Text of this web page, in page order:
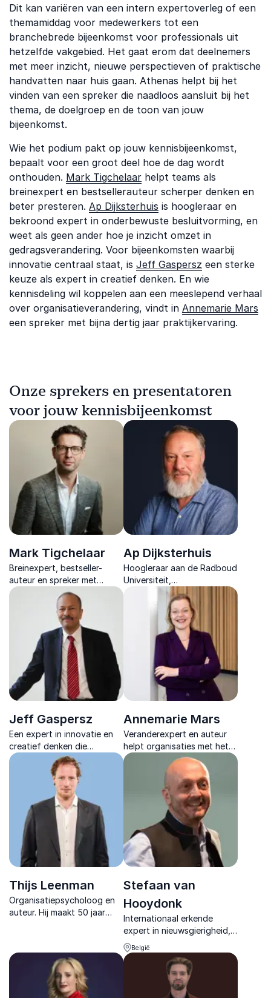
Dit kan variëren van een intern expertoverleg of een
themamiddag voor medewerkers tot een
branchebrede bijeenkomst voor professionals uit
hetzelfde vakgebied. Het gaat erom dat deelnemers
met meer inzicht, nieuwe perspectieven of praktische
handvatten naar huis gaan. Athenas helpt bij het
vinden van een spreker die naadloos aansluit bij het
thema, de doelgroep en de toon van jouw
bijeenkomst.
Wie het podium pakt op jouw kennisbijeenkomst,
bepaalt voor een groot deel hoe de dag wordt
onthouden. Mark Tigchelaar helpt teams als
breinexpert en bestsellerauteur scherper denken en
beter presteren. Ap Dijksterhuis is hoogleraar en
bekroond expert in onderbewuste besluitvorming, en
weet als geen ander hoe je inzicht omzet in
gedragsverandering. Voor bijeenkomsten waarbij
innovatie centraal staat, is Jeff Gaspersz een sterke
keuze als expert in creatief denken. En wie
kennisdeling wil koppelen aan een meeslepend verhaal
over organisatieverandering, vindt in Annemarie Mars
een spreker met bijna dertig jaar praktijkervaring.
Onze sprekers en presentatoren
voor jouw kennisbijeenkomst
Mark Tigchelaar
Breinexpert, bestseller-
auteur en spreker met
impact. Hij helpt teams en
organisaties om focus te
hervinden en slimmer te
Ap Dijksterhuis
Hoogleraar aan de Radboud
Universiteit,
bestsellerauteur en
bekroond expert in
onbewuste psychologie,
gedragsverandering, en
Jeff Gaspersz
Een expert in innovatie en
creatief denken die
organisaties helpt kansen te
benutten en
toekomstgericht te
Annemarie Mars
Veranderexpert en auteur
helpt organisaties met het
voeren van scherpe
gesprekken over
verandering en maakt
complexe opgaven
praktisch en hanteerbaar.
Thijs Leenman
Organisatiepsycholoog en
auteur. Hij maakt 50 jaar
organisaties die verschil
willen maken.
Stefaan van
Hooydonk
Internationaal erkende
expert in nieuwsgierigheid,
helpt teams om
doelgerichte
nieuwsgierigheid te
bevorderen voor innovatie
België